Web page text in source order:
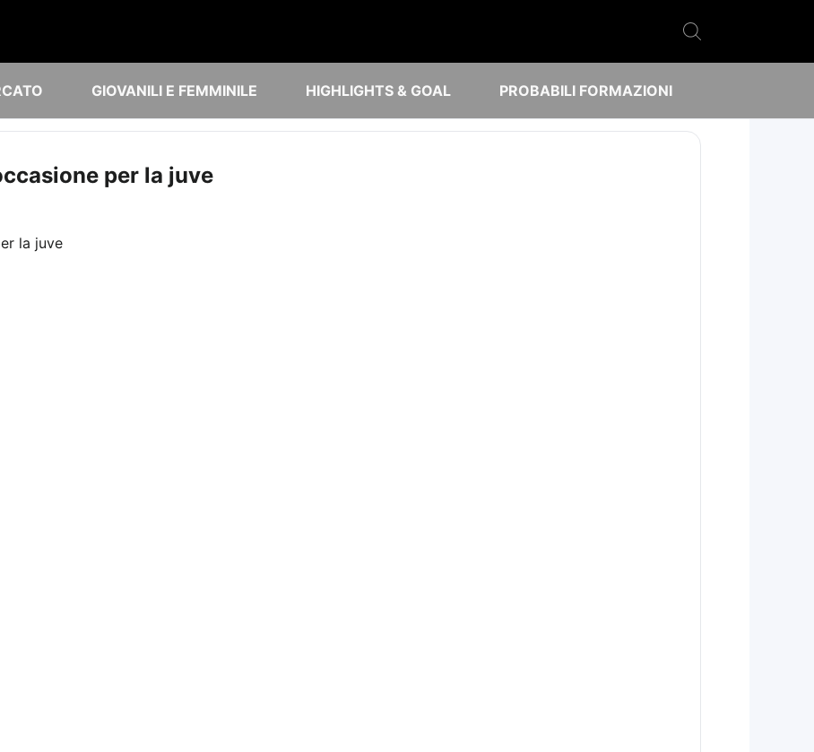
GIOVANILI E FEMMINILE HIGHLIGHTS & GOAL PROBABILI FORMAZIONI
per la juve